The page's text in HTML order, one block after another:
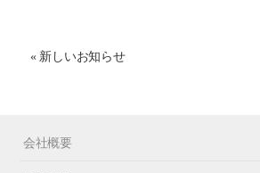
« 新しいお知らせ
会社概要